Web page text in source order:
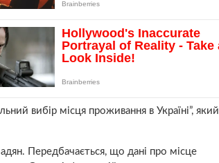
вибір місця проживання в Україні”, який
Передбачається, що дані про місце